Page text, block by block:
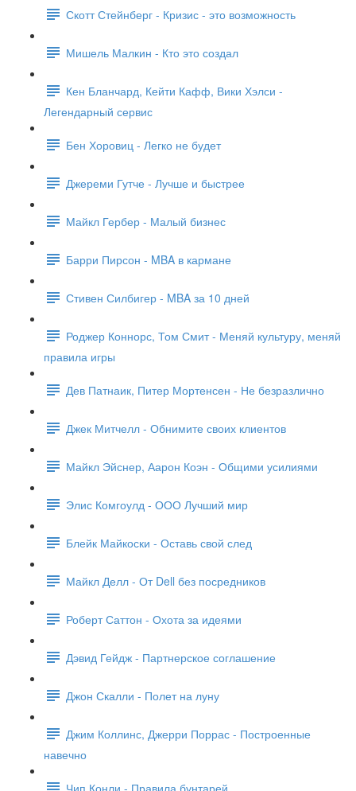
Скотт Стейнберг - Кризис - это возможность
Мишель Малкин - Кто это создал
Кен Бланчард, Кейти Кафф, Вики Хэлси -
Легендарный сервис
Бен Хоровиц - Легко не будет
Джереми Гутче - Лучше и быстрее
Майкл Гербер - Малый бизнес
Барри Пирсон - MBA в кармане
Стивен Силбигер - MBA за 10 дней
Роджер Коннорс, Том Смит - Меняй культуру, меняй
правила игры
Дев Патнаик, Питер Мортенсен - Не безразлично
Джек Митчелл - Обнимите своих клиентов
Майкл Эйснер, Аарон Коэн - Общими усилиями
Элис Комгоулд - ООО Лучший мир
Блейк Майкоски - Оставь свой след
Майкл Делл - От Dell без посредников
Роберт Саттон - Охота за идеями
Дэвид Гейдж - Партнерское соглашение
Джон Скалли - Полет на луну
Джим Коллинс, Джерри Поррас - Построенные
навечно
Чип Конли - Правила бунтарей